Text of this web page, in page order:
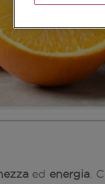
ed energia .